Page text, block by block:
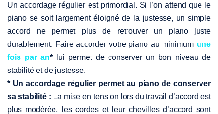
Un accordage régulier est primordial. Si l’on attend que le
piano se soit largement éloigné de la justesse, un simple
accord ne permet plus de retrouver un piano juste
durablement. Faire accorder votre piano au minimum une
fois par an* lui permet de conserver un bon niveau de
stabilité et de justesse.
* Un accordage régulier permet au piano de conserver
sa stabilité : La mise en tension lors du travail d’accord est
plus modérée, les cordes et leur chevilles d’accord sont